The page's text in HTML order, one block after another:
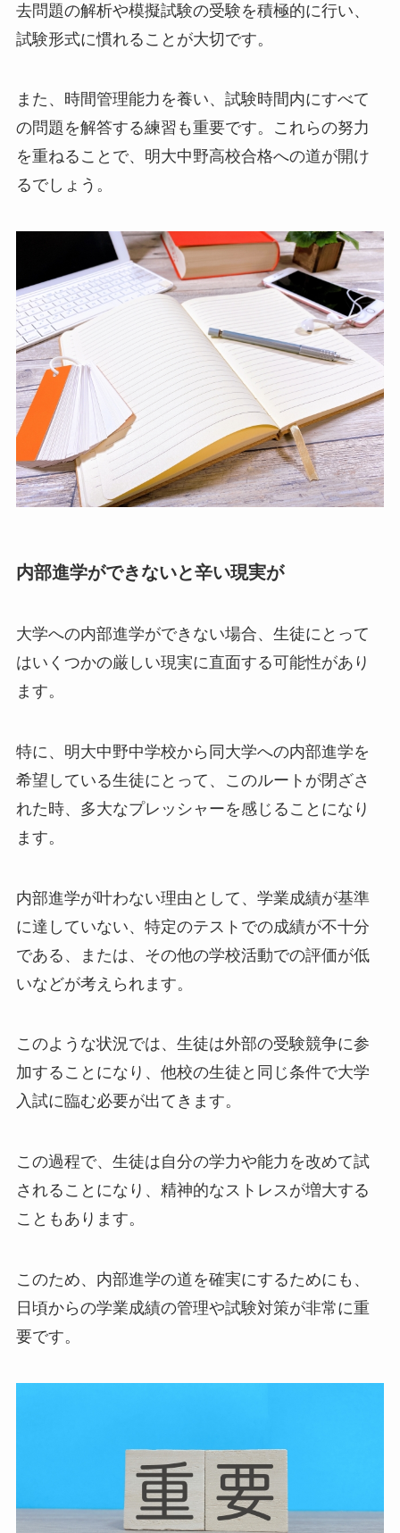
去問題の解析や模擬試験の受験を積極的に行い、
試験形式に慣れることが大切です。
また、時間管理能力を養い、試験時間内にすべて
の問題を解答する練習も重要です。これらの努力
を重ねることで、明大中野高校合格への道が開け
るでしょう。
内部進学ができないと辛い現実が
大学への内部進学ができない場合、生徒にとって
はいくつかの厳しい現実に直面する可能性があり
ます。
特に、明大中野中学校から同大学への内部進学を
希望している生徒にとって、このルートが閉ざさ
れた時、多大なプレッシャーを感じることになり
ます。
内部進学が叶わない理由として、学業成績が基準
に達していない、特定のテストでの成績が不十分
である、または、その他の学校活動での評価が低
いなどが考えられます。
このような状況では、生徒は外部の受験競争に参
加することになり、他校の生徒と同じ条件で大学
入試に臨む必要が出てきます。
この過程で、生徒は自分の学力や能力を改めて試
されることになり、精神的なストレスが増大する
こともあります。
このため、内部進学の道を確実にするためにも、
日頃からの学業成績の管理や試験対策が非常に重
要です。